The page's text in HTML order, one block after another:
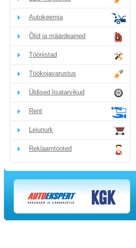
Autokeemia
Õlid ja määrdeained
Tööriistad
Töökojavarustus
Üldised lisatarvikud
Rent
Leiunurk
Reklaamtooted